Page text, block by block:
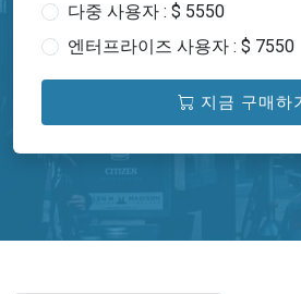
다중 사용자 : $ 5550
엔터프라이즈 사용자 : $ 7550
지금 구매하